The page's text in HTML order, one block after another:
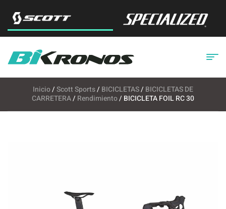
Inicio/Scott Sports/ BICICLETAS/ BICICLETAS DE
CARRETERA/ Rendimiento/ BICICLETA FOIL RC 30